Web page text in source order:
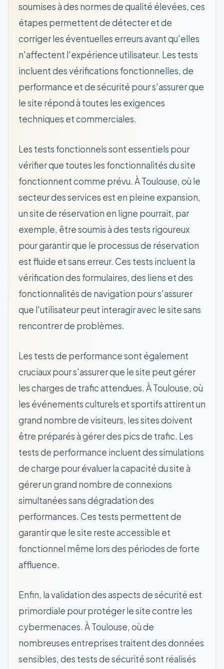
soumises à des normes de qualité élevées, ces
étapes permettent de détecter et de
corriger les éventuelles erreurs avant qu'elles
n'affectent l'expérience utilisateur. Les tests
incluent des vérifications fonctionnelles, de
performance et de sécurité pour s'assurer que
le site répond à toutes les exigences
techniques et commerciales.
Les tests fonctionnels sont essentiels pour
vérifier que toutes les fonctionnalités du site
fonctionnent comme prévu. À Toulouse, où le
secteur des services est en pleine expansion,
un site de réservation en ligne pourrait, par
exemple, être soumis à des tests rigoureux
pour garantir que le processus de réservation
est fluide et sans erreur. Ces tests incluent la
vérification des formulaires, des liens et des
fonctionnalités de navigation pour s'assurer
que l'utilisateur peut interagir avec le site sans
rencontrer de problèmes.
Les tests de performance sont également
cruciaux pour s'assurer que le site peut gérer
les charges de trafic attendues. À Toulouse, où
les événements culturels et sportifs attirent un
grand nombre de visiteurs, les sites doivent
être préparés à gérer des pics de trafic. Les
tests de performance incluent des simulations
de charge pour évaluer la capacité du site à
gérer un grand nombre de connexions
simultanées sans dégradation des
performances. Ces tests permettent de
garantir que le site reste accessible et
fonctionnel même lors des périodes de forte
affluence.
Enfin, la validation des aspects de sécurité est
primordiale pour protéger le site contre les
cybermenaces. À Toulouse, où de
nombreuses entreprises traitent des données
sensibles, des tests de sécurité sont réalisés